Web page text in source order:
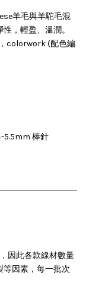
羊毛與羊駝毛混
，輕盈、溫潤。
colorwork (配色編
5.5mm 棒針
因此各款線材數量
等因素，每一批次